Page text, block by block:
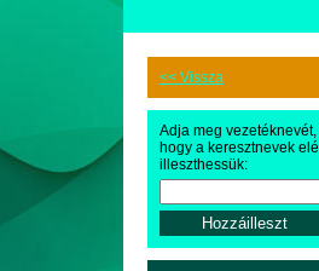
<< Vissza
Adja meg vezetéknevét,
hogy a keresztnevek elé
illeszthessük: